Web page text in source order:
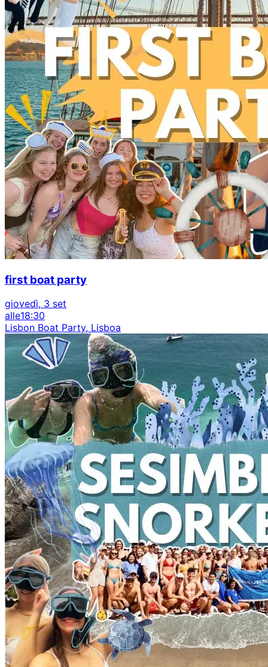
first boat party
giovedì, 3 set
alle18:30
Lisbon Boat Party, Lisboa